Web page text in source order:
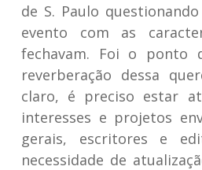
de S. Paulo
evento com as
fechavam. Foi o ponto
reverberação dessa
claro, é preciso estar
interesses e projetos
gerais, escritores e
necessidade de